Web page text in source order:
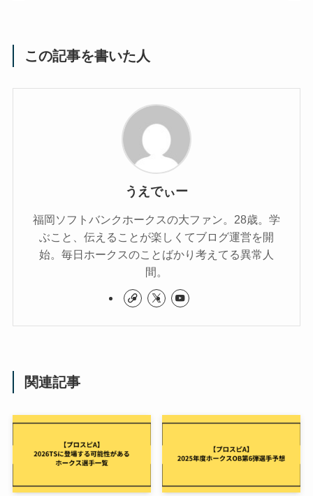
この記事を書いた人
うえでぃー
福岡ソフトバンクホークスの大ファン。28歳。学
ぶこと、伝えることが楽しくてブログ運営を開
始。毎日ホークスのことばかり考えてる異常人
間。
関連記事